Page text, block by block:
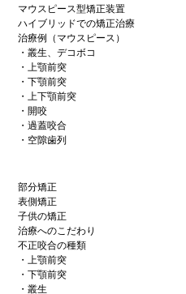
マウスピース型矯正装置
ハイブリッドでの矯正治療
治療例（マウスピース）
・叢生、デコボコ
・上顎前突
・下顎前突
・上下顎前突
・開咬
・過蓋咬合
・空隙歯列
部分矯正
表側矯正
子供の矯正
治療へのこだわり
不正咬合の種類
・上顎前突
・下顎前突
・叢生